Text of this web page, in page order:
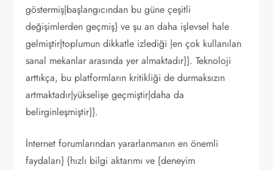
göstermiş|başlangıcından bu güne çeşitli
değişimlerden geçmiş} ve şu an daha işlevsel hale
gelmiştir|toplumun dikkatle izlediği |en çok kullanılan
sanal mekanlar arasında yer almaktadır}}. Teknoloji
arttıkça, bu platformların kritikliği de durmaksızın
artmaktadır|yükselişe geçmiştir|daha da
belirginleşmiştir}}.
İnternet forumlarından yararlanmanın en önemli
faydaları} {hızlı bilgi aktarımı ve {deneyim